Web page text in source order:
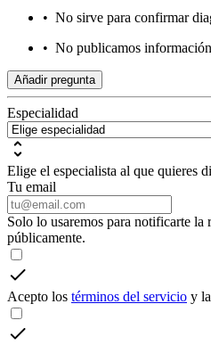
• No sirve para confirmar
• No publicamos
Añadir pregunta
Especialidad
Elige el especialista al que quieres
Tu email
Solo lo usaremos para notificarte la
públicamente.
Acepto los términos del servicio y la